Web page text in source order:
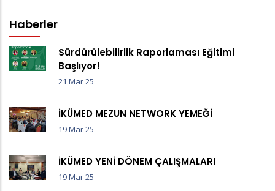
Haberler
Sürdürülebilirlik Raporlaması Eğitimi
Başlıyor!
21 Mar 25
İKÜMED MEZUN NETWORK YEMEĞİ
19 Mar 25
İKÜMED YENİ DÖNEM ÇALIŞMALARI
19 Mar 25